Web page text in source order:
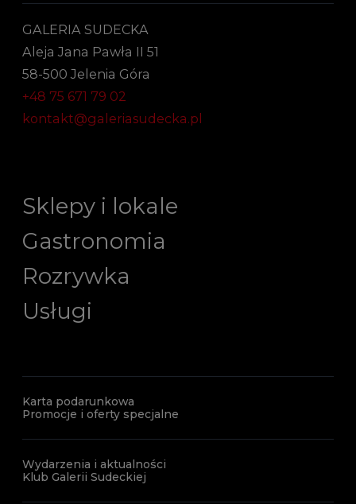
GALERIA SUDECKA
Aleja Jana Pawła II 51
58-500 Jelenia Góra
+48 75 671 79 02
kontakt@galeriasudecka.pl
Sklepy i lokale
Gastronomia
Rozrywka
Usługi
Karta podarunkowa
Promocje i oferty specjalne
Wydarzenia i aktualności
Klub Galerii Sudeckiej